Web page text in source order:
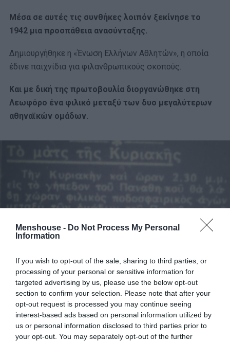
Menshouse - Do Not Process My Personal
Information
If you wish to opt-out of the sale, sharing to third parties, or
processing of your personal or sensitive information for
targeted advertising by us, please use the below opt-out
section to confirm your selection. Please note that after your
opt-out request is processed you may continue seeing
interest-based ads based on personal information utilized by
us or personal information disclosed to third parties prior to
your opt-out. You may separately opt-out of the further
Μέσα σε αυτές τις συνθήκες λοιπόν ξεκίνησε το
1942 μια προσπάθεια ανασύνταξης.
Δημιουργήθηκε η «Ένωση Ελλήνων Αθλητών», η οποία
έδινε παιχνίδια για φιλανθρωπικούς σκοπούς.
Και με δική της πρωτοβουλία διοργανώθηκε στη
Λεωφόρο ένα φιλικό μεταξύ των δυο μεγαλύτερων
αθηναϊκών ομάδων.